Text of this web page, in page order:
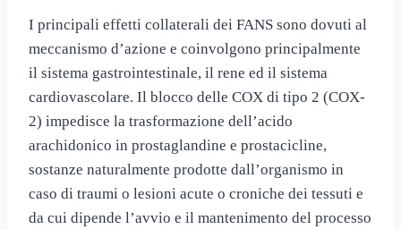
I principali effetti collaterali dei FANS sono dovuti al
meccanismo d’azione e coinvolgono principalmente
il sistema gastrointestinale, il rene ed il sistema
cardiovascolare. Il blocco delle COX di tipo 2 (COX-
2) impedisce la trasformazione dell’acido
arachidonico in prostaglandine e prostacicline,
sostanze naturalmente prodotte dall’organismo in
caso di traumi o lesioni acute o croniche dei tessuti e
da cui dipende l’avvio e il mantenimento del processo